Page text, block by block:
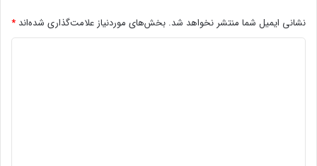
نشانی ایمیل شما منتشر نخواهد شد. بخش‌های موردنیاز علامت‌گذاری شده‌اند *